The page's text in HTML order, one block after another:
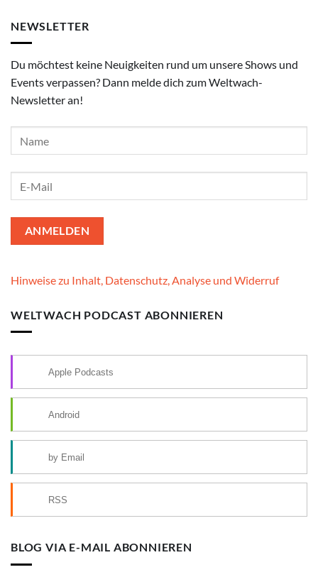
NEWSLETTER
Du möchtest keine Neuigkeiten rund um unsere Shows und
Events verpassen? Dann melde dich zum Weltwach-
Newsletter an!
Hinweise zu Inhalt, Datenschutz, Analyse und Widerruf
WELTWACH PODCAST ABONNIEREN
Apple Podcasts
Android
by Email
RSS
BLOG VIA E-MAIL ABONNIEREN